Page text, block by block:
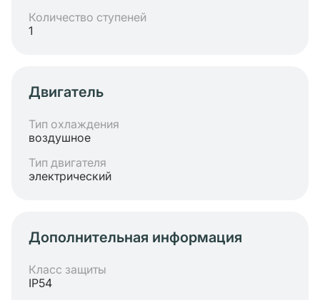
Количество ступеней
1
Двигатель
Тип охлаждения
воздушное
Тип двигателя
электрический
Дополнительная информация
Класс защиты
IP54